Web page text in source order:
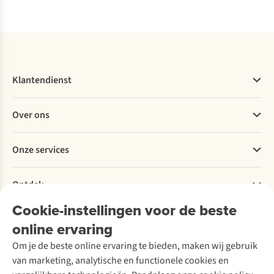
Cookie-instellingen voor de beste
online ervaring
Om je de beste online ervaring te bieden, maken wij gebruik
van marketing, analytische en functionele cookies en
Klantendienst
Bestellen
Betalen
Levering
Retourneren
Bestelling herroepen
Garantie
Contact
Over ons
Explore More
Verantwoord ondernemen
Over Ayacucho
Onze winkels
Over A.S.Adventure
Toegankelijkheidsverklaring
Onze services
Ski-onderhoud
Wasservice
Schoenonderhoud
Schoenherstelling
Kledingherstelling
Ontdek
A.S.Magazine
Podcast
Explore Academy
Explore Camp
Gear Check
Meld je aan voor de nieuwsbrief